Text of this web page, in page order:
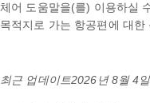
체어 도움말을(를) 이용하실
목적지로 가는 항공편에 대
최근 업데이트2026년 8월 4